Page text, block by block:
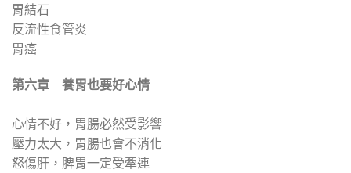
胃結石
反流性食管炎
胃癌
第六章 養胃也要好心情
心情不好，胃腸必然受影響
壓力太大，胃腸也會不消化
怒傷肝，脾胃一定受牽連